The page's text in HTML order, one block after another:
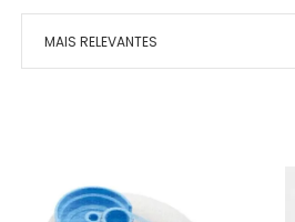
MAIS RELEVANTES
MAIOR PREÇO